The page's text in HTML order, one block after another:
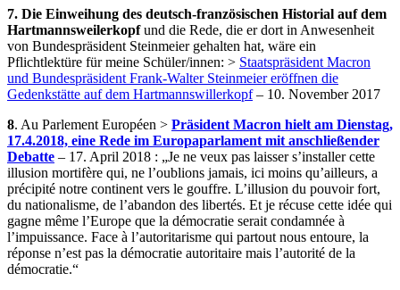
7. Die Einweihung des deutsch-französischen Historial auf dem
Hartmannsweilerkopfund die Rede, die er dort in Anwesenheit
von Bundespräsident Steinmeier gehalten hat, wäre ein
Pflichtlektüre für meine Schüler/innen: > Staatspräsident Macron
und Bundespräsident Frank-Walter Steinmeier eröffnen die
Gedenkstätte auf dem Hartmannswillerkopf– 10. November 2017
8. Au Parlement Européen > Präsident Macron hielt am Dienstag,
17.4.2018, eine Rede im Europaparlament mit anschließender
Debatte – 17. April 2018 : „Je ne veux pas laisser s’installer cette
illusion mortifère qui, ne l’oublions jamais, ici moins qu’ailleurs, a
précipité notre continent vers le gouffre. L’illusion du pouvoir fort,
du nationalisme, de l’abandon des libertés. Et je récuse cette idée qui
gagne même l’Europe que la démocratie serait condamnée à
l’impuissance. Face à l’autoritarisme qui partout nous entoure, la
réponse n’est pas la démocratie autoritaire mais l’autorité de la
démocratie.“